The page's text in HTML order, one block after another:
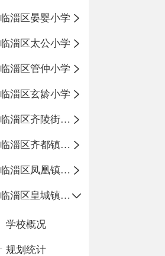
临淄区晏婴小学
临淄区太公小学
临淄区管仲小学
临淄区玄龄小学
临淄区齐陵街道中心学校
临淄区齐都镇中心学校
临淄区凤凰镇中心学校
临淄区皇城镇中心学校
学校概况
规划统计